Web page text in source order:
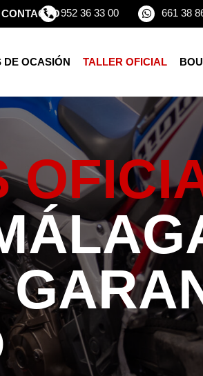
CONTACTO952 36 33 00 661 38
DE OCASIÓN TALLER OFICIAL